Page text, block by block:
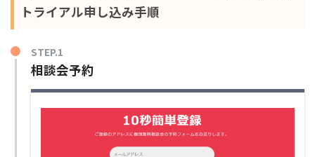
トライアル申し込み手順
STEP.1
相談会予約